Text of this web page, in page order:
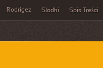
Rodrigez Słodki Spis Treści